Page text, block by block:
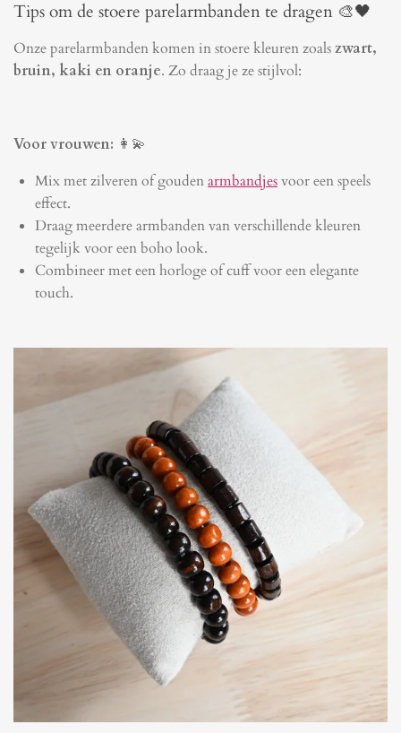
Tips om de stoere parelarmbanden te dragen 🎨🖤
Onze parelarmbanden komen in stoere kleuren zoalszwart,
bruin, kaki en oranje. Zo draag je ze stijlvol:
Voor vrouwen: 👩💫
Mix met zilveren of goudenarmbandjesvoor een speels
effect.
Draag meerdere armbanden van verschillende kleuren
tegelijk voor een boho look.
Combineer met een horloge of cuff voor een elegante
touch.